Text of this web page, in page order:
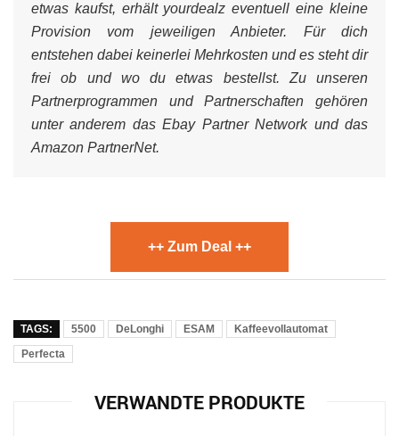
etwas kaufst, erhält yourdealz eventuell eine kleine
Provision vom jeweiligen Anbieter. Für dich
entstehen dabei keinerlei Mehrkosten und es steht dir
frei ob und wo du etwas bestellst. Zu unseren
Partnerprogrammen und Partnerschaften gehören
unter anderem das Ebay Partner Network und das
Amazon PartnerNet.
++ Zum Deal ++
TAGS: 5500 DeLonghi ESAM
Kaffeevollautomat
Perfecta
VERWANDTE PRODUKTE